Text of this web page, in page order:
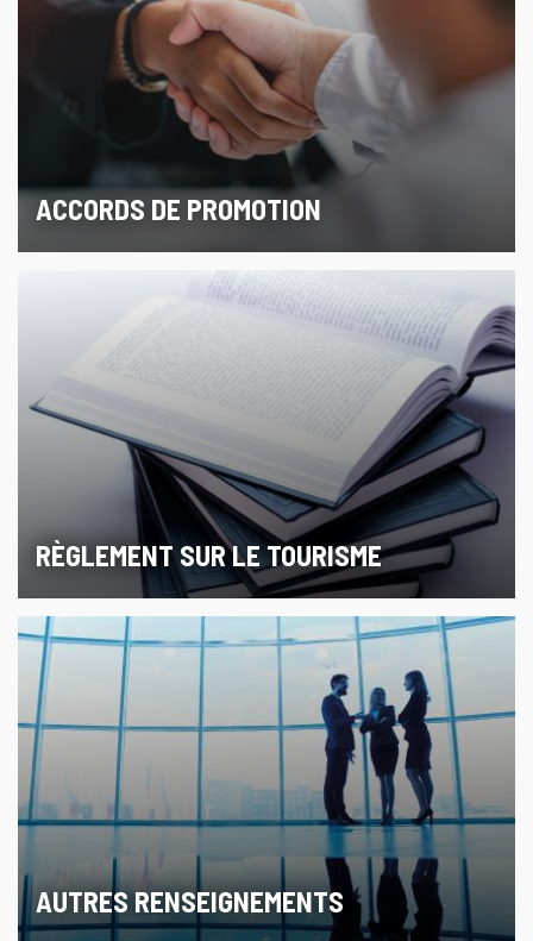
ACCORDS DE PROMOTION
RÈGLEMENT SUR LE TOURISME
AUTRES RENSEIGNEMENTS